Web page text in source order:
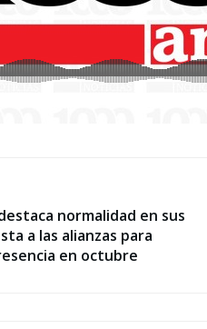
normalidad en sus
a las alianzas para
en octubre